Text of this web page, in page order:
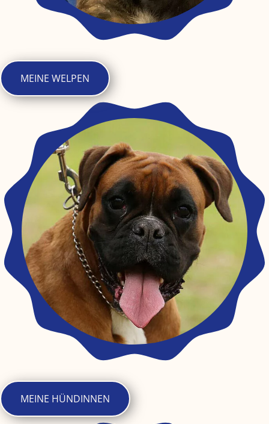
MEINE WELPEN
MEINE HÜNDINNEN